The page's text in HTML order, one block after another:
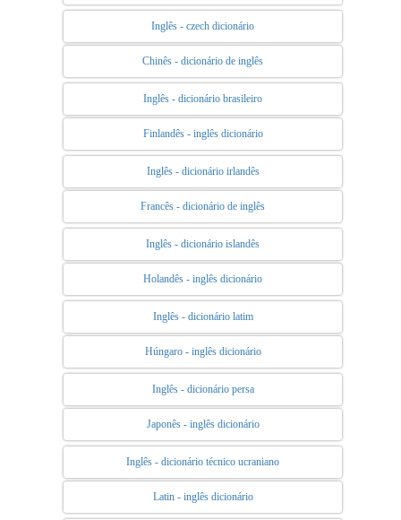
Inglês - czech dicionário
Chinês - dicionário de inglês
Inglês - dicionário brasileiro
Finlandês - inglês dicionário
Inglês - dicionário irlandês
Francês - dicionário de inglês
Inglês - dicionário islandês
Holandês - inglês dicionário
Inglês - dicionário latim
Húngaro - inglês dicionário
Inglês - dicionário persa
Japonês - inglês dicionário
Inglês - dicionário técnico ucraniano
Latin - inglês dicionário